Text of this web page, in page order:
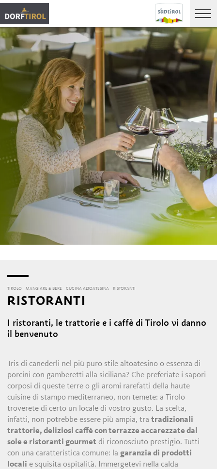
TIROLO MANGIARE & BERE CUCINA ALTOATESINA RISTORANTI
RISTORANTI
I ristoranti, le trattorie e i caffè di Tirolo vi danno
il benvenuto
Tris di canederli nel più puro stile altoatesino o essenza di
porcini con gamberetti alla siciliana? Che preferiate i sapori
corposi di queste terre o gli aromi rarefatti della haute
cuisine di stampo mediterraneo, non temete: a Tirolo
troverete di certo un locale di vostro gusto. La scelta,
infatti, non potrebbe essere più ampia, tratradizionali
trattorie, deliziosi caffè con terrazze accarezzate dal
sole e ristoranti gourmet di riconosciuto prestigio. Tutti
con una caratteristica comune: lagaranzia di prodotti
locali e squisita ospitalità. Immergetevi nella calda